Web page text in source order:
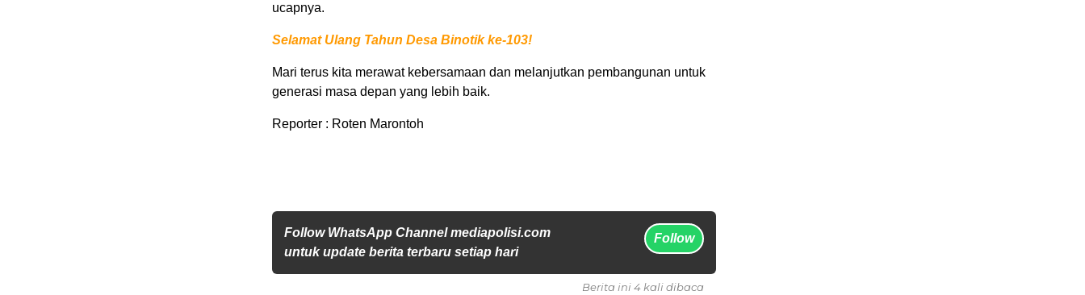
ucapnya.
Selamat Ulang Tahun Desa Binotik ke-103!
Mari terus kita merawat kebersamaan dan melanjutkan pembangunan untuk
generasi masa depan yang lebih baik.
Reporter : Roten Marontoh
Follow WhatsApp Channel mediapolisi.com
untuk update berita terbaru setiap hari
Follow
Berita ini 4 kali dibaca